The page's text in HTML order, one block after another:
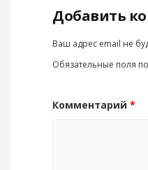
Добавить
Ваш адрес email не
Обязательные поля
Комментарий *